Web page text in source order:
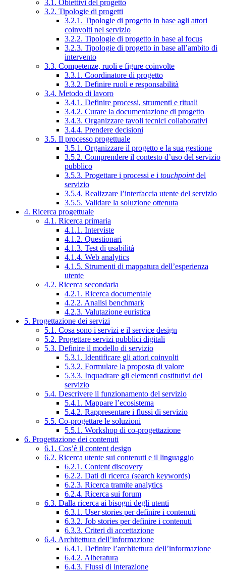
3.1. Obiettivi del progetto
3.2. Tipologie di progetti
3.2.1. Tipologie di progetto in base agli attori
coinvolti nel servizio
3.2.2. Tipologie di progetto in base al focus
3.2.3. Tipologie di progetto in base all’ambito di
intervento
3.3. Competenze, ruoli e figure coinvolte
3.3.1. Coordinatore di progetto
3.3.2. Definire ruoli e responsabilità
3.4. Metodo di lavoro
3.4.1. Definire processi, strumenti e rituali
3.4.2. Curare la documentazione di progetto
3.4.3. Organizzare tavoli tecnici collaborativi
3.4.4. Prendere decisioni
3.5. Il processo progettuale
3.5.1. Organizzare il progetto e la sua gestione
3.5.2. Comprendere il contesto d’uso del servizio
pubblico
3.5.3. Progettare i processi e i touchpointdel
servizio
3.5.4. Realizzare l’interfaccia utente del servizio
3.5.5. Validare la soluzione ottenuta
4. Ricerca progettuale
4.1. Ricerca primaria
4.1.1. Interviste
4.1.2. Questionari
4.1.3. Test di usabilità
4.1.4. Web analytics
4.1.5. Strumenti di mappatura dell’esperienza
utente
4.2. Ricerca secondaria
4.2.1. Ricerca documentale
4.2.2. Analisi benchmark
4.2.3. Valutazione euristica
5. Progettazione dei servizi
5.1. Cosa sono i servizi e il service design
5.2. Progettare servizi pubblici digitali
5.3. Definire il modello di servizio
5.3.1. Identificare gli attori coinvolti
5.3.2. Formulare la proposta di valore
5.3.3. Inquadrare gli elementi costitutivi del
servizio
5.4. Descrivere il funzionamento del servizio
5.4.1. Mappare l’ecosistema
5.4.2. Rappresentare i flussi di servizio
5.5. Co-progettare le soluzioni
5.5.1. Workshop di co-progettazione
6. Progettazione dei contenuti
6.1. Cos’è il content design
6.2. Ricerca utente sui contenuti e il linguaggio
6.2.1. Content discovery
6.2.2. Dati di ricerca (search keywords)
6.2.3. Ricerca tramite analytics
6.2.4. Ricerca sui forum
6.3. Dalla ricerca ai bisogni degli utenti
6.3.1. User stories per definire i contenuti
6.3.2. Job stories per definire i contenuti
6.3.3. Criteri di accettazione
6.4. Architettura dell’informazione
6.4.1. Definire l’architettura dell’informazione
6.4.2. Alberatura
6.4.3. Flussi di interazione